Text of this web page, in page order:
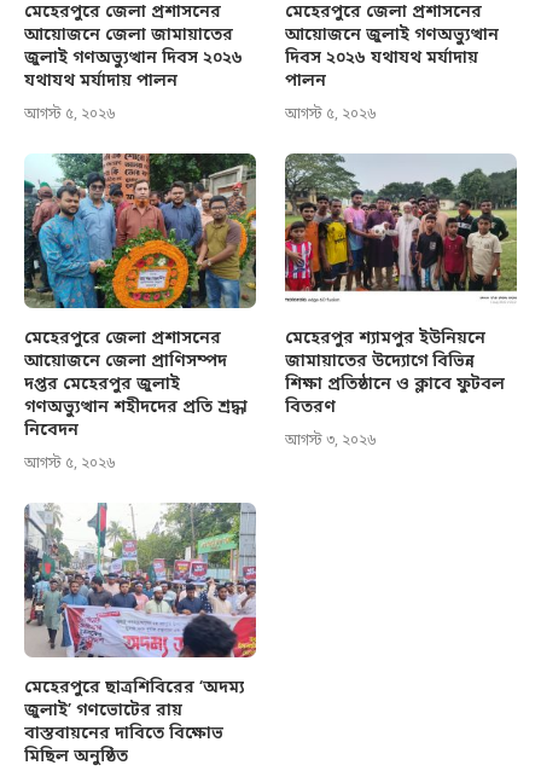
মেহেরপুরে জেলা প্রশাসনের
আয়োজনে জেলা জামায়াতের
জুলাই গণঅভ্যুত্থান দিবস ২০২৬
যথাযথ মর্যাদায় পালন
আগস্ট ৫, ২০২৬
মেহেরপুরে জেলা প্রশাসনের
আয়োজনে জুলাই গণঅভ্যুত্থান
দিবস ২০২৬ যথাযথ মর্যাদায়
পালন
আগস্ট ৫, ২০২৬
মেহেরপুরে জেলা প্রশাসনের
আয়োজনে জেলা প্রাণিসম্পদ
দপ্তর মেহেরপুর জুলাই
গণঅভ্যুত্থান শহীদদের প্রতি শ্রদ্ধা
নিবেদন
আগস্ট ৫, ২০২৬
মেহেরপুর শ্যামপুর ইউনিয়নে
জামায়াতের উদ্যোগে বিভিন্ন
শিক্ষা প্রতিষ্ঠানে ও ক্লাবে ফুটবল
বিতরণ
আগস্ট ৩, ২০২৬
মেহেরপুরে ছাত্রশিবিরের ‘অদম্য
জুলাই’ গণভোটের রায়
বাস্তবায়নের দাবিতে বিক্ষোভ
মিছিল অনুষ্ঠিত